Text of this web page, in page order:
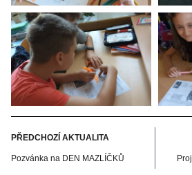
PŘEDCHOZÍ AKTUALITA
Pozvánka na DEN MAZLÍČKŮ